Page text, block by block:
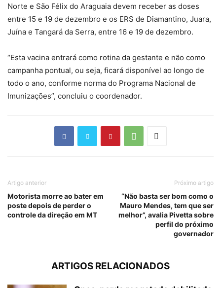
Norte e São Félix do Araguaia devem receber as doses
entre 15 e 19 de dezembro e os ERS de Diamantino, Juara,
Juína e Tangará da Serra, entre 16 e 19 de dezembro.
“Esta vacina entrará como rotina da gestante e não como
campanha pontual, ou seja, ficará disponível ao longo de
todo o ano, conforme norma do Programa Nacional de
Imunizações”, concluiu o coordenador.
Artigo anterior
Motorista morre ao bater em
poste depois de perder o
controle da direção em MT
Próximo artigo
“Não basta ser bom como o
Mauro Mendes, tem que ser
melhor”, avalia Pivetta sobre
perfil do próximo
governador
ARTIGOS RELACIONADOS